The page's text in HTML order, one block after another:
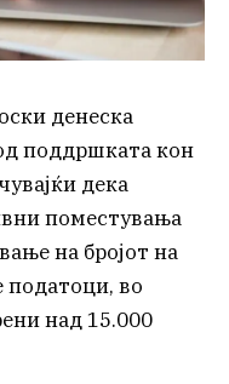
денеска
поддршката кон
дека
поместувања
на бројот на
податоци, во
над 15.000